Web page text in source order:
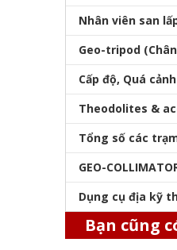
Geo-tripod
Cấp độ, Quá
Theodolites &
Tổng số các
Dụng cụ địa kỹ
Bạn cũng
Chân máy